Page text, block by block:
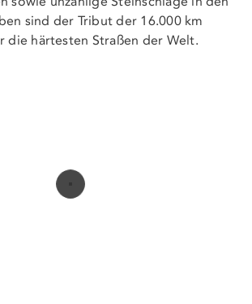
sind der Tribut der 16.000 km
die härtesten Straßen der Welt.